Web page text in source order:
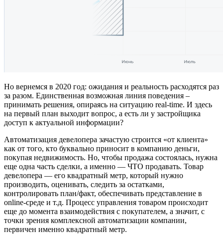
Но вернемся в 2020 год: ожидания и реальность расходятся раз
за разом. Единственная возможная линия поведения –
принимать решения, опираясь на ситуацию real-time. И здесь
на первый план выходит вопрос, а есть ли у застройщика
доступ к актуальной информации?
Автоматизация девелопера зачастую строится «от клиента»
как от того, кто буквально приносит в компанию деньги,
покупая недвижимость. Но, чтобы продажа состоялась, нужна
еще одна часть сделки, а именно — ЧТО продавать. Товар
девелопера — его квадратный метр, который нужно
производить, оценивать, следить за остатками,
контролировать план/факт, обеспечивать представление в
online-среде и т.д. Процесс управления товаром происходит
еще до момента взаимодействия с покупателем, а значит, с
точки зрения комплексной автоматизации компании,
первичен именно квадратный метр.